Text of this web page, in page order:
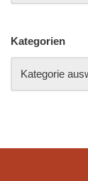
Kategorien